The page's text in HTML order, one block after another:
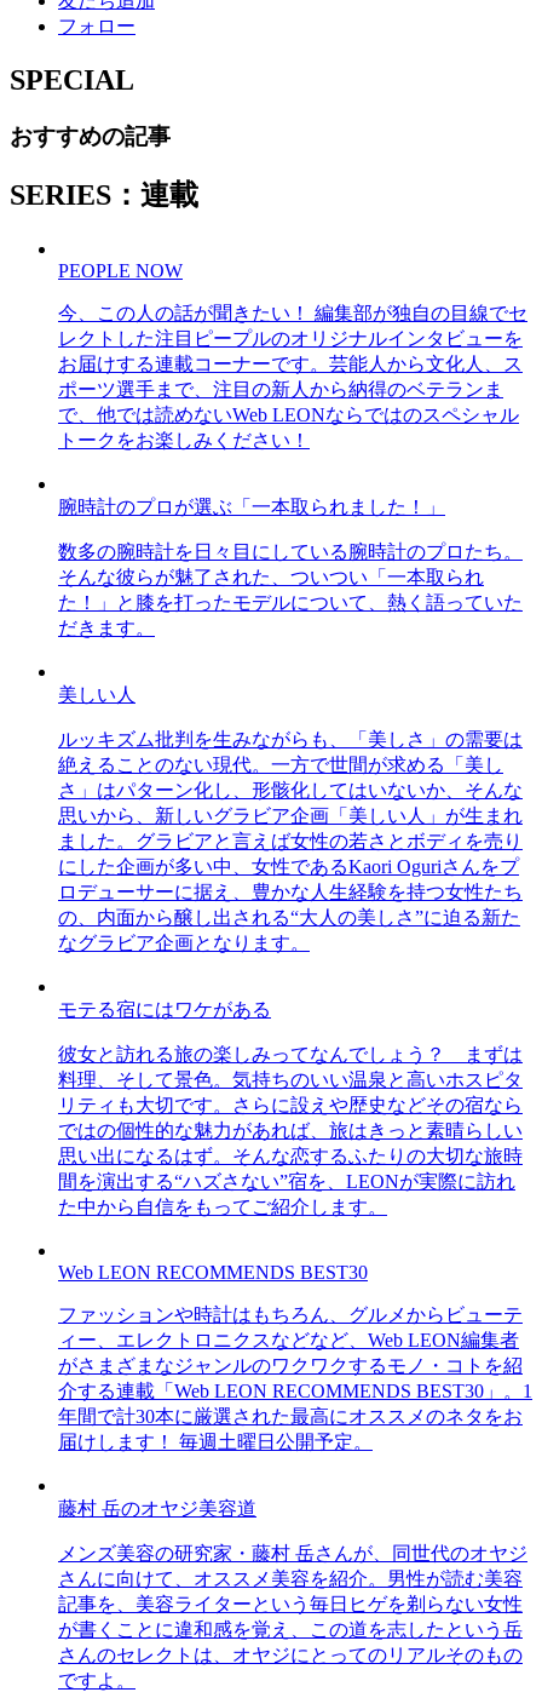
フォロー
SPECIAL
おすすめの記事
SERIES：連載
PEOPLE NOW
今、この人の話が聞きたい！ 編集部が独自の目線でセ
レクトした注目ピープルのオリジナルインタビューを
お届けする連載コーナーです。芸能人から文化人、ス
ポーツ選手まで、注目の新人から納得のベテランま
で、他では読めないWeb LEONならではのスペシャル
トークをお楽しみください！
腕時計のプロが選ぶ「一本取られました！」
数多の腕時計を日々目にしている腕時計のプロたち。
そんな彼らが魅了された、ついつい「一本取られ
た！」と膝を打ったモデルについて、熱く語っていた
だきます。
美しい人
ルッキズム批判を生みながらも、「美しさ」の需要は
絶えることのない現代。一方で世間が求める「美し
さ」はパターン化し、形骸化してはいないか、そんな
思いから、新しいグラビア企画「美しい人」が生まれ
ました。グラビアと言えば女性の若さとボディを売り
にした企画が多い中、女性であるKaori Oguriさんをプ
ロデューサーに据え、豊かな人生経験を持つ女性たち
の、内面から醸し出される“大人の美しさ”に迫る新た
なグラビア企画となります。
モテる宿にはワケがある
彼女と訪れる旅の楽しみってなんでしょう？ まずは
料理、そして景色。気持ちのいい温泉と高いホスピタ
リティも大切です。さらに設えや歴史などその宿なら
ではの個性的な魅力があれば、旅はきっと素晴らしい
思い出になるはず。そんな恋するふたりの大切な旅時
間を演出する“ハズさない”宿を、LEONが実際に訪れ
た中から自信をもってご紹介します。
Web LEON RECOMMENDS BEST30
ファッションや時計はもちろん、グルメからビューテ
ィー、エレクトロニクスなどなど、Web LEON編集者
がさまざまなジャンルのワクワクするモノ・コトを紹
介する連載「Web LEON RECOMMENDS BEST30」。1
年間で計30本に厳選された最高にオススメのネタをお
届けします！ 毎週土曜日公開予定。
藤村 岳のオヤジ美容道
メンズ美容の研究家・藤村 岳さんが、同世代のオヤジ
さんに向けて、オススメ美容を紹介。男性が読む美容
記事を、美容ライターという毎日ヒゲを剃らない女性
が書くことに違和感を覚え、この道を志したという岳
さんのセレクトは、オヤジにとってのリアルそのもの
ですよ。